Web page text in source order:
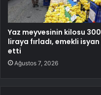
Yaz meyvesinin kilosu 300
liraya fırladı, emekli isyan
etti
Ağustos 7, 2026